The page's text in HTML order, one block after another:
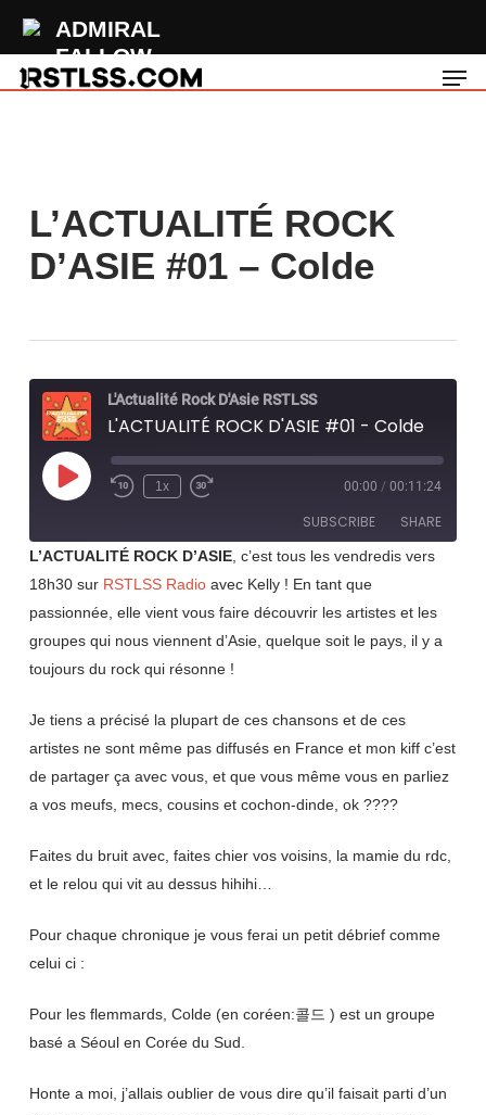
ADMIRAL
FALLOW
Sleepwalking
main
L’ACTUALITÉ ROCK
D’ASIE #01 – Colde
L'Actualité Rock D'Asie RSTLSS
L'ACTUALITÉ ROCK D'ASIE #01 - Colde
Play
Episode Rewind
1x
Fast
seconds
00:00 / 00:11:24
SUBSCRIBE SHARE
RSS FEED
SHARE
EMBED
L’ACTUALITÉ ROCK D’ASIE, c’est tous les vendredis vers
18h30 sur RSTLSS Radioavec Kelly ! En tant que
passionnée, elle vient vous faire découvrir les artistes et les
groupes qui nous viennent d’Asie, quelque soit le pays, il y a
toujours du rock qui résonne !
Je tiens a précisé la plupart de ces chansons et de ces
artistes ne sont même pas diffusés en France et mon kiff c’est
de partager ça avec vous, et que vous même vous en parliez
a vos meufs, mecs, cousins et cochon-dinde, ok ????
Faites du bruit avec, faites chier vos voisins, la mamie du rdc,
et le relou qui vit au dessus hihihi…
Pour chaque chronique je vous ferai un petit débrief comme
celui ci :
Pour les flemmards, Colde (en coréen:콜드 ) est un groupe
basé a Séoul en Corée du Sud.
Honte a moi, j’allais oublier de vous dire qu’il faisait parti d’un